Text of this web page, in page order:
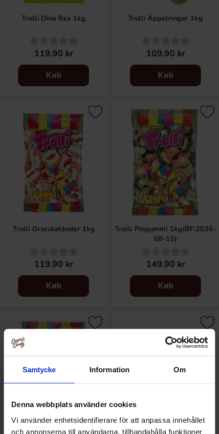
Samtycke Information Om
Denna webbplats använder cookies
Vi använder enhetsidentifierare för att anpassa innehållet
och annonserna till användarna, tillhandahålla funktioner
Trolli Dino Rex 1kg
119.90 kr
Køb
Trolli Äppelringar 1kg
109.90 kr
Køb
Trolli Draculatänder 1kg
119.90 kr
Køb
Trolli Pingummi 1kg(BF:2026-
08-15)
149.90 kr
Køb